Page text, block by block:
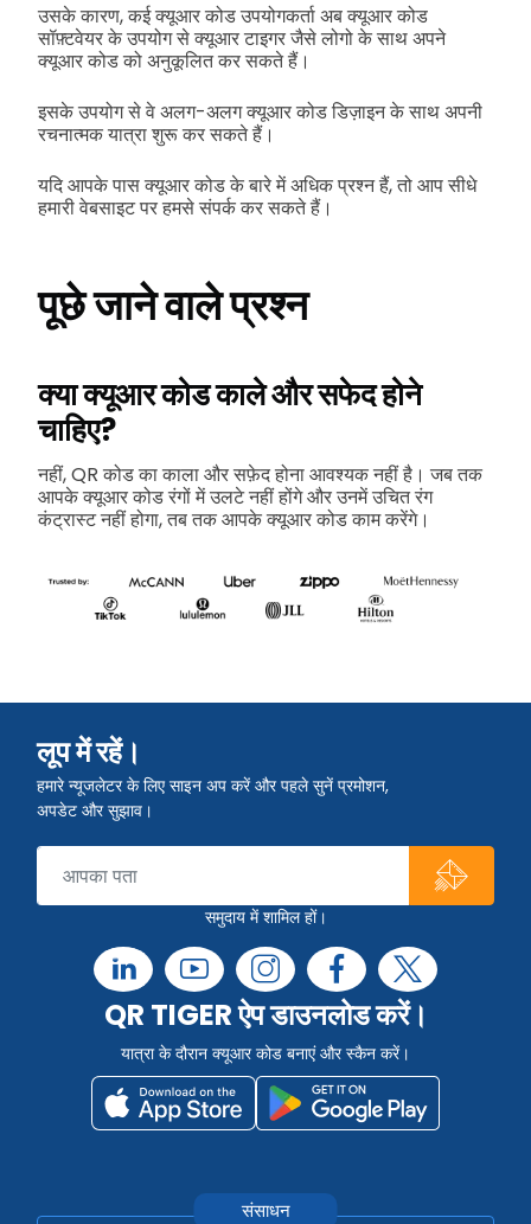
उसके कारण, कई क्यूआर कोड उपयोगकर्ता अब क्यूआर कोड
सॉफ़्टवेयर के उपयोग से क्यूआर टाइगर जैसे लोगो के साथ अपने
क्यूआर कोड को अनुकूलित कर सकते हैं।
इसके उपयोग से वे अलग-अलग क्यूआर कोड डिज़ाइन के साथ अपनी
रचनात्मक यात्रा शुरू कर सकते हैं।
यदि आपके पास क्यूआर कोड के बारे में अधिक प्रश्न हैं, तो आप सीधे
हमारी वेबसाइट पर हमसे संपर्क कर सकते हैं।
पूछे जाने वाले प्रश्न
क्या क्यूआर कोड काले और सफेद होने
चाहिए?
नहीं, QR कोड का काला और सफ़ेद होना आवश्यक नहीं है। जब तक
आपके क्यूआर कोड रंगों में उलटे नहीं होंगे और उनमें उचित रंग
कंट्रास्ट नहीं होगा, तब तक आपके क्यूआर कोड काम करेंगे।
लूप में रहें।
हमारे न्यूजलेटर के लिए साइन अप करें और पहले सुनें प्रमोशन,
अपडेट और सुझाव।
समुदाय में शामिल हों।
QR TIGER ऐप डाउनलोड करें।
यात्रा के दौरान क्यूआर कोड बनाएं और स्कैन करें।
संसाधन